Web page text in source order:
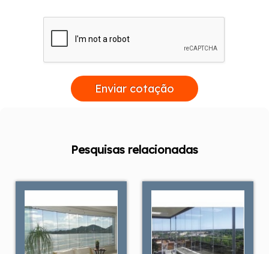
Enviar cotação
Pesquisas relacionadas